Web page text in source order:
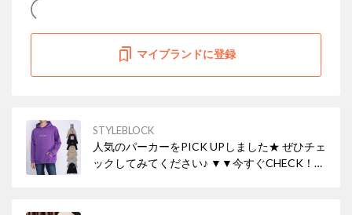
マイブランドに登録
STYLEBLOCK
人気のパーカーをPICK UPしました★ ぜひチェ
ックしてみてください♪ ▼▼今すぐCHECK！